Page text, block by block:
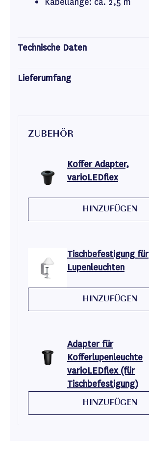
Technische Daten
Lieferumfang
ZUBEHÖR
Koffer Adapter,
varioLEDflex
HINZUFÜGEN
Tischbefestigung für
Lupenleuchten
HINZUFÜGEN
Adapter für
Kofferlupenleuchte
varioLEDflex (für
Tischbefestigung)
HINZUFÜGEN